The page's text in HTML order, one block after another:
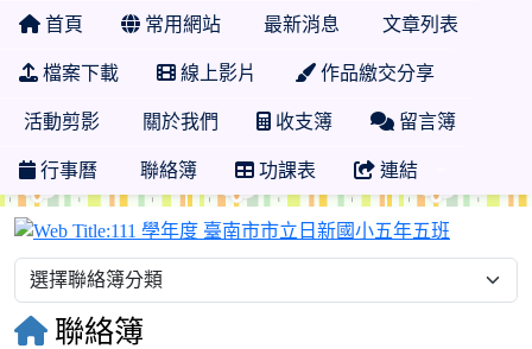
首頁 常用網站 最新消息 文章列表
檔案下載 線上影片 作品繳交分享
活動剪影 關於我們 收支簿 留言簿
行事曆 聯絡簿 功課表 連結
聯絡簿